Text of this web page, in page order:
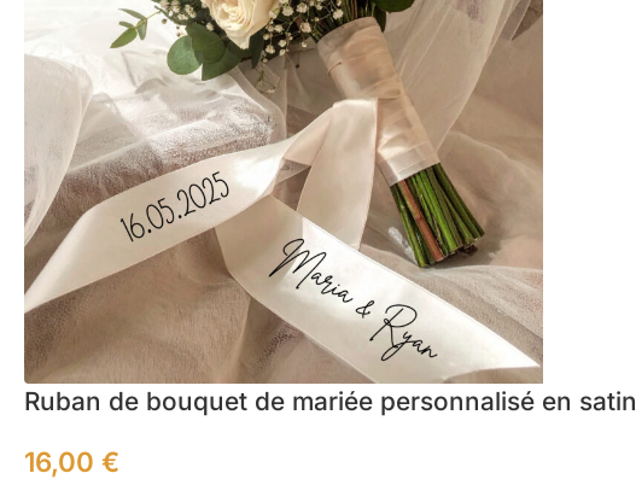
Ruban de bouquet de mariée personnalisé en satin
16,00 €